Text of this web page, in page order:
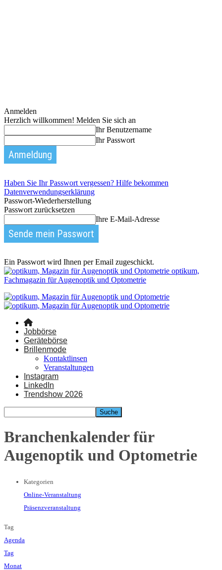
Anmelden
Herzlich willkommen! Melden Sie sich an
Ihr Benutzername
Ihr Passwort
Haben Sie Ihr Passwort vergessen? Hilfe bekommen
Datenverwendungserklärung
Passwort-Wiederherstellung
Passwort zurücksetzen
Ihre E-Mail-Adresse
Ein Passwort wird Ihnen per Email zugeschickt.
optikum,
Fachmagazin für Augenoptik und Optometrie
Jobbörse
Gerätebörse
Brillenmode
Kontaktlinsen
Veranstaltungen
Instagram
LinkedIn
Trendshow 2026
Branchenkalender für
Augenoptik und Optometrie
Kategorien
Online-Veranstaltung
Präsenzveranstaltung
Tag
Agenda
Tag
Monat